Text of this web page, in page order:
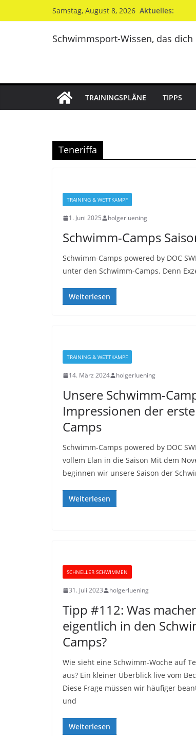
Inhalt
Samstag, August 8, 2026 Aktuelles:
Schwimmsport-Wissen, das
TRAININGSPLÄNE TIPPS
Teneriffa
TRAINING & WETTKAMPF
1. Juni 2025 holgerluening
Schwimm-Camps
Schwimm-Camps powered by DOC
unter den Schwimm-Camps. Denn
Weiterlesen
TRAINING & WETTKAMPF
14. März 2024 holgerluening
Unsere Schwimm-
Impressionen der
Camps
Schwimm-Camps powered by DOC
vollem Elan in die Saison Mit dem
beginnen wir unsere Saison der
Weiterlesen
SCHNELLER SCHWIMMEN
31. Juli 2023 holgerluening
Tipp #112: Was
eigentlich in den
Camps?
Wie sieht eine Schwimm-Woche auf
aus? Ein kleiner Überblick live vom
Diese Frage müssen wir häufiger
und
Weiterlesen